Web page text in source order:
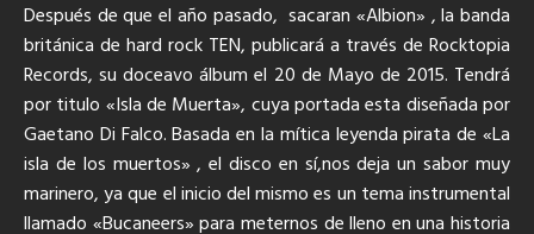
Después de que el año pasado, sacaran «Albion» , la banda
británica de hard rock TEN, publicará a través de Rocktopia
Records, su doceavo álbum el 20 de Mayo de 2015. Tendrá
por titulo «Isla de Muerta», cuya portada esta diseñada por
Gaetano Di Falco. Basada en la mítica leyenda pirata de «La
isla de los muertos» , el disco en sí,nos deja un sabor muy
marinero, ya que el inicio del mismo es un tema instrumental
llamado «Bucaneers» para meternos de lleno en una historia